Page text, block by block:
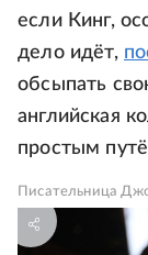
если Кинг,
дело идёт,
обсыпать
английская
простым
Писательница